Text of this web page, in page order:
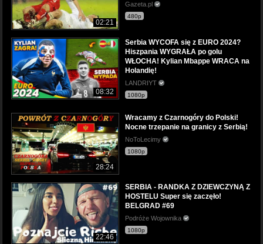
02:21
Gazeta.pl
480p
08:32
Serbia WYCOFA się z EURO 2024?
Hiszpania WYGRAŁA po golu
WŁOCHA! Kylian Mbappe WRACA na
Holandię!
LANDRIYT
1080p
28:24
Wracamy z Czarnogóry do Polski!
Nocne trzepanie na granicy z Serbią!
NoToLecimy
1080p
22:46
SERBIA - RANDKA Z DZIEWCZYNĄ Z
HOSTELU Super się zaczęło!
BELGRAD #69
Podróże Wojownika
1080p